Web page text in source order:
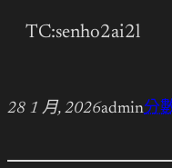
TC:senho2ai2l
28 1 月, 2026admin分